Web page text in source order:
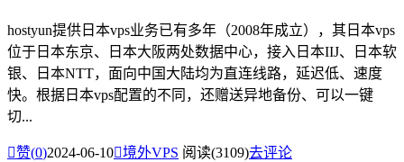
hostyun提供日本vps业务已有多年（2008年成立），其日本vps
位于日本东京、日本大阪两处数据中心，接入日本IIJ、日本软
银、日本NTT，面向中国大陆均为直连线路，延迟低、速度
快。根据日本vps配置的不同，还赠送异地备份、可以一键
切...
赞(0)2024-06-10境外VPS 阅读(3109)去评论